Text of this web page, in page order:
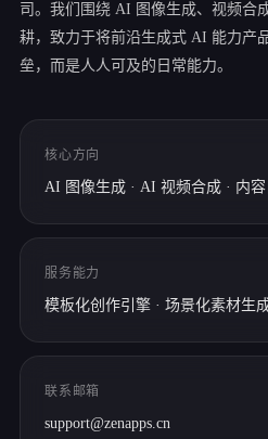
司。我们围绕 AI 图像生成、视频合
耕，致力于将前沿生成式 AI 能力产
垒，而是人人可及的日常能力。
核心方向
AI 图像生成 · AI 视频合成 · 内
服务能力
模板化创作引擎 · 场景化素材生
联系邮箱
support@zenapps.cn